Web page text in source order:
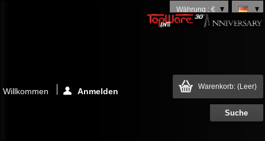
Währung : €
Warenkorb: (Leer)
Willkommen Anmelden